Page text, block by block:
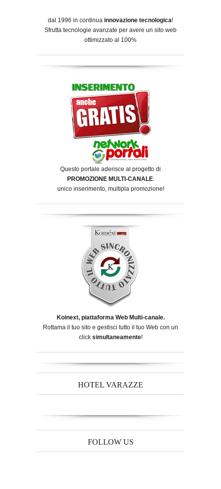
dal 1996 in continua innovazione tecnologica!
Sfrutta tecnologie avanzate per avere un sito web
ottimizzato al 100%
Questo portale aderisce al progetto di
PROMOZIONE MULTI-CANALE:
unico inserimento, multipla promozione!
Koinext, piattaforma Web Multi-canale.
Rottama il tuo sito e gestisci tutto il tuo Web con un
click simultaneamente!
HOTEL VARAZZE
FOLLOW US